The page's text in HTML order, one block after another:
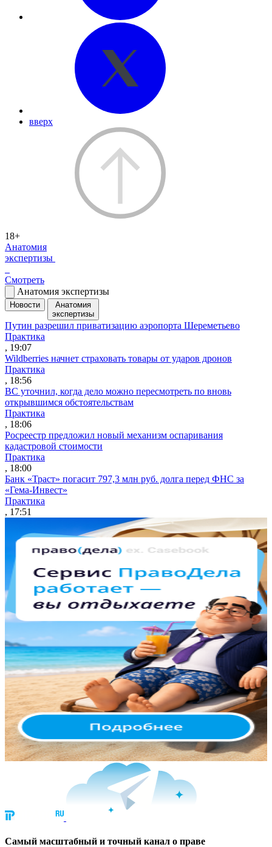
вверх
18+
Анатомия
экспертизы
Смотреть
Анатомия экспертизы
Новости
Анатомия
экспертизы
Путин разрешил приватизацию аэропорта Шереметьево
Практика
, 19:07
Wildberries начнет страховать товары от ударов дронов
Практика
, 18:56
ВС уточнил, когда дело можно пересмотреть по вновь
открывшимся обстоятельствам
Практика
, 18:06
Росреестр предложил новый механизм оспаривания
кадастровой стоимости
Практика
, 18:00
Банк «Траст» погасит 797,3 млн руб. долга перед ФНС за
«Гема-Инвест»
Практика
, 17:51
Cамый масштабный и точный канал о праве